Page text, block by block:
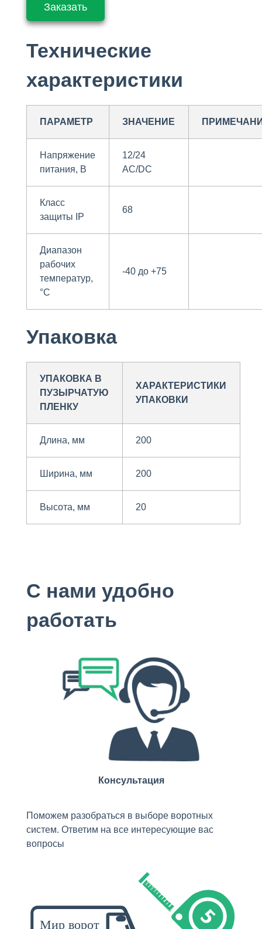
Заказать
Технические
характеристики
ПАРАМЕТР ЗНАЧЕНИЕ
Напряжение
питания, В
12/24
AC/DC
Класс
защиты IP
68
Диапазон
рабочих
температур,
°С
-40 до +75
Упаковка
УПАКОВКА В
ПУЗЫРЧАТУЮ
ПЛЕНКУ
ХАРАКТЕРИСТИКИ
УПАКОВКИ
Длина, мм 200
Ширина, мм 200
Высота, мм 20
С нами удобно
работать
Консультация
Поможем разобраться в выборе воротных
систем. Ответим на все интересующие вас
вопросы